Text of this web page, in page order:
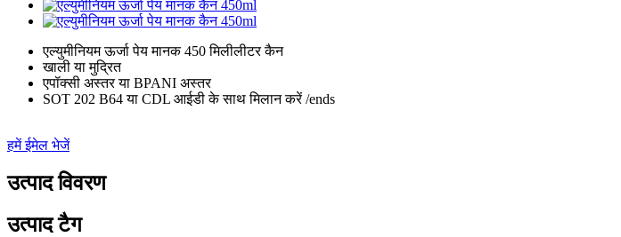
एल्युमीनियम ऊर्जा पेय मानक 450 मिलीलीटर कैन
खाली या मुद्रित
एपॉक्सी अस्तर या BPANI अस्तर
SOT 202 B64 या CDL आईडी के साथ मिलान करें /ends
हमें ईमेल भेजें
उत्पाद विवरण
उत्पाद टैग